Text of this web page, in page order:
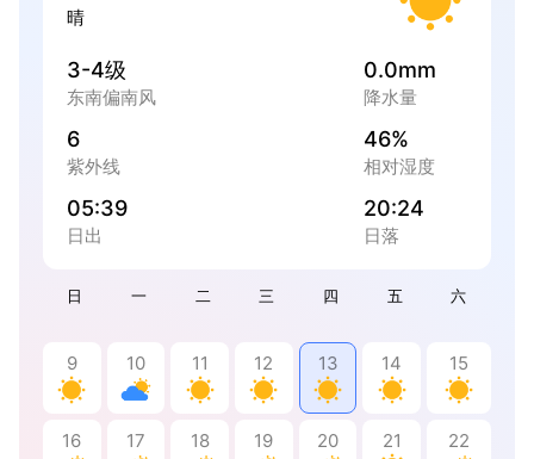
日 一 二 三 四 五 六
9 10 11 12 13 14 15
16 17 18 19 20 21 22
晴
3-4级
东南偏南风
0.0mm
降水量
6
紫外线
46%
相对湿度
05:39
日出
20:24
日落